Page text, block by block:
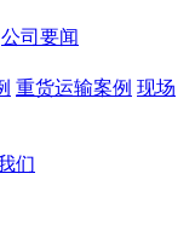
公司要闻
重货运输案例 现场
们